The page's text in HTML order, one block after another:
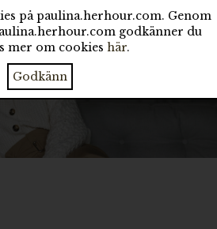
på paulina.herhour.com. Genom
godkänner du
mer om cookies här.
Godkänn